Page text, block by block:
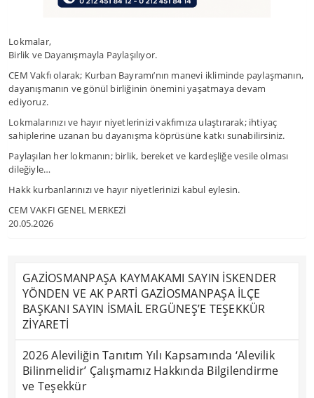
Lokmalar,
Birlik ve Dayanışmayla Paylaşılıyor.
CEM Vakfı olarak; Kurban Bayramı’nın manevi ikliminde paylaşmanın,
dayanışmanın ve gönül birliğinin önemini yaşatmaya devam
ediyoruz.
Lokmalarınızı ve hayır niyetlerinizi vakfımıza ulaştırarak; ihtiyaç
sahiplerine uzanan bu dayanışma köprüsüne katkı sunabilirsiniz.
Paylaşılan her lokmanın; birlik, bereket ve kardeşliğe vesile olması
dileğiyle…
Hakk kurbanlarınızı ve hayır niyetlerinizi kabul eylesin.
CEM VAKFI GENEL MERKEZİ
20.05.2026
GAZİOSMANPAŞA KAYMAKAMI SAYIN İSKENDER
YÖNDEN VE AK PARTİ GAZİOSMANPAŞA İLÇE
BAŞKANI SAYIN İSMAİL ERGÜNEŞ’E TEŞEKKÜR
ZİYARETİ
2026 Aleviliğin Tanıtım Yılı Kapsamında ‘Alevilik
Bilinmelidir’ Çalışmamız Hakkında Bilgilendirme
ve Teşekkür